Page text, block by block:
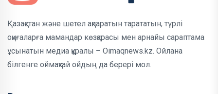
Қазақстан және шетел ақпаратын тарататын, түрлі
оқиғаларға мамандар көзқарасы мен арнайы сараптама
ұсынатын медиа құралы – Oimaqnews.kz. Ойлана
білгенге оймақтай ойдың да берері мол.